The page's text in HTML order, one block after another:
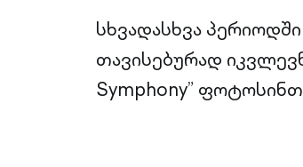
სხვადასხვა
თავისებურად
Symphony”